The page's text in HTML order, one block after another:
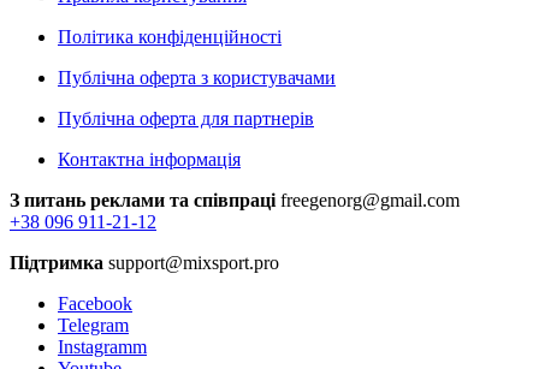
Політика конфіденційності
Публічна оферта з користувачами
Публічна оферта для партнерів
Контактна інформація
З питань реклами та співпраці freegenorg@gmail.com
+38 096 911-21-12
Підтримка support@mixsport.pro
Facebook
Telegram
Instagramm